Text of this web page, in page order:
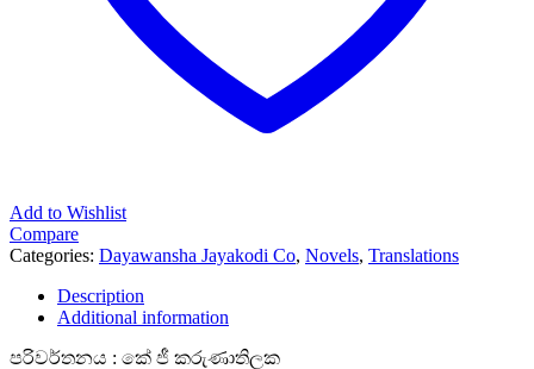
Add to Wishlist
Compare
Categories: Dayawansha Jayakodi Co, Novels, Translations
Description
Additional information
පරිවර්තනය : කේ ජී කරුණාතිලක